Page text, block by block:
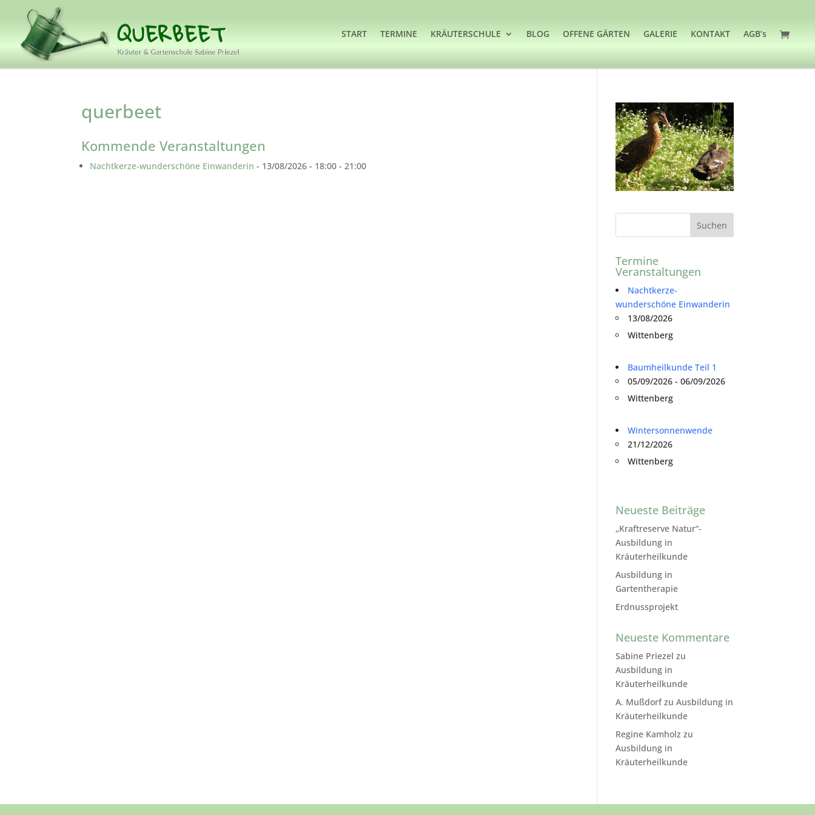
START TERMINE KRÄUTERSCHULE BLOG OFFENE GÄRTEN GALERIE KONTAKT AGB’s
querbeet
Kommende Veranstaltungen
Nachtkerze-wunderschöne Einwanderin - 13/08/2026 - 18:00 - 21:00
Termine
Veranstaltungen
Nachtkerze-
wunderschöne Einwanderin
13/08/2026
Wittenberg
Baumheilkunde Teil 1
05/09/2026 - 06/09/2026
Wittenberg
Wintersonnenwende
21/12/2026
Wittenberg
Neueste Beiträge
„Kraftreserve Natur“-
Ausbildung in
Kräuterheilkunde
Ausbildung in
Gartentherapie
Erdnussprojekt
Neueste Kommentare
Sabine Priezel zu
Ausbildung in
Kräuterheilkunde
A. MußdorfzuAusbildung in
Kräuterheilkunde
Regine Kamholz zu
Ausbildung in
Kräuterheilkunde